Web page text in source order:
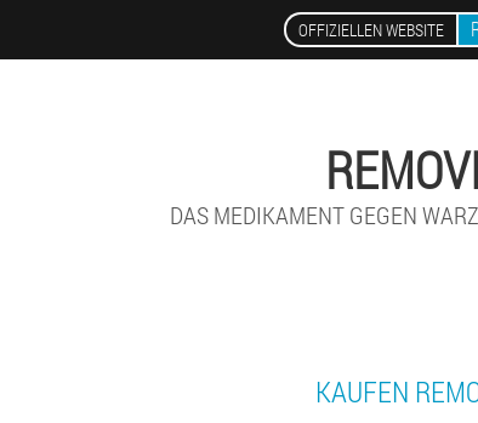
OFFIZIELLEN WEBSITE
DAS MEDIKAMENT GEGEN
KAUFEN